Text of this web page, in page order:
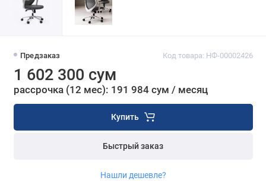
Предзаказ Код товара: НФ-00002426
1 602 300 сум
рассрочка (12 мес): 191 984 сум / месяц
Купить
Быстрый заказ
Нашли дешевле?